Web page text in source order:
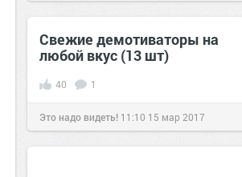
Свежие демотиваторы на
любой вкус (13 шт)
40 1
Это надо видеть! 11:10 15 мар 2017